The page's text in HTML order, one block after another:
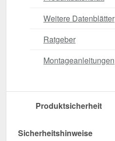
Weitere Datenblätter
Ratgeber
Montageanleitungen
Produktsicherheit
Sicherheitshinweise